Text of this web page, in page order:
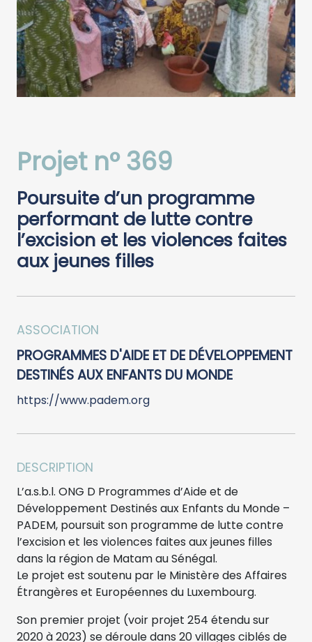
Projet n° 369
Poursuite d’un programme
performant de lutte contre
l’excision et les violences faites
aux jeunes filles
ASSOCIATION
PROGRAMMES D'AIDE ET DE DÉVELOPPEMENT
DESTINÉS AUX ENFANTS DU MONDE
https://www.padem.org
DESCRIPTION
L’a.s.b.l. ONG D Programmes d’Aide et de
Développement Destinés aux Enfants du Monde –
PADEM, poursuit son programme de lutte contre
l’excision et les violences faites aux jeunes filles
dans la région de Matam au Sénégal.
Le projet est soutenu par le Ministère des Affaires
Étrangères et Européennes du Luxembourg.
Son premier projet (voir projet 254 étendu sur
2020 à 2023) se déroule dans 20 villages ciblés de